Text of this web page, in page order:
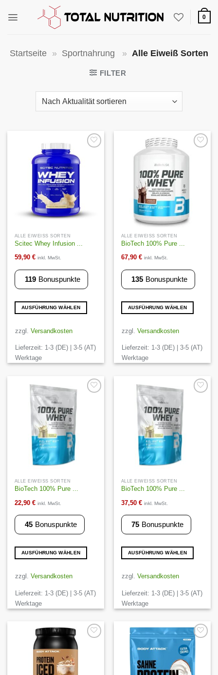
Inhalt
0
Startseite » Sportnahrung » Alle Eiweiß Sorten
FILTER
Wunschliste
ALLE EIWEISS SORTEN
Scitec Whey Infusion ...
59,90 € inkl. MwSt.
119 Bonuspunkte
AUSFÜHRUNG WÄHLEN
Produkt
mehrere
Varianten
auf.
Optionen
können
Produktseite
gewählt
werden
zzgl. Versandkosten
Lieferzeit: 1-3 (DE) | 3-5 (AT)
Werktage
Auf die
ALLE EIWEISS SORTEN
BioTech 100% Pure ...
67,90 € inkl. MwSt.
135 Bonuspunkte
AUSFÜHRUNG WÄHLEN
Produkt
mehrere
Varianten
auf.
Optionen
können
Produktseite
gewählt
werden
zzgl. Versandkosten
Lieferzeit: 1-3 (DE) | 3-5 (AT)
Werktage
ALLE EIWEISS SORTEN
BioTech 100% Pure ...
22,90 € inkl. MwSt.
45 Bonuspunkte
AUSFÜHRUNG WÄHLEN
Produkt
mehrere
Varianten
auf.
Optionen
können
Produktseite
zzgl. Versandkosten
Lieferzeit: 1-3 (DE) | 3-5 (AT)
Werktage
ALLE EIWEISS SORTEN
BioTech 100% Pure ...
37,50 € inkl. MwSt.
75 Bonuspunkte
AUSFÜHRUNG WÄHLEN
Produkt
mehrere
Varianten
auf.
Optionen
können
Produktseite
zzgl. Versandkosten
Lieferzeit: 1-3 (DE) | 3-5 (AT)
Werktage
Auf die
Wunschliste
Auf die
Wunschliste